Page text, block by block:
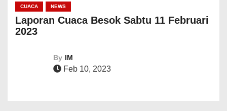
CUACA NEWS
Laporan Cuaca Besok Sabtu 11 Februari
2023
By IM
Feb 10, 2023